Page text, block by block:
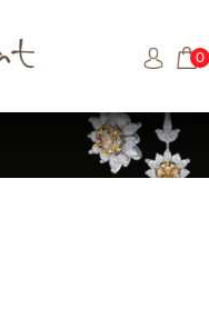
0